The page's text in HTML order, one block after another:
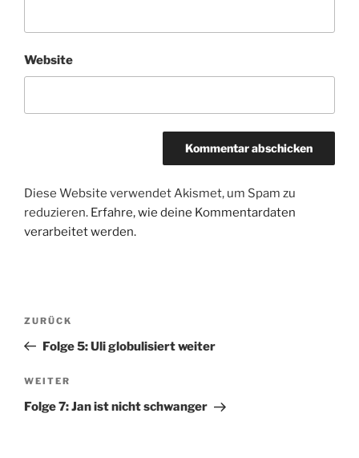
Website
Diese Website verwendet Akismet, um Spam zu
reduzieren. Erfahre, wie deine Kommentardaten
verarbeitet werden.
Beitragsnavigation
Vorheriger
Beitrag
ZURÜCK
Folge 5: Uli globulisiert weiter
Nächster
Beitrag
WEITER
Folge 7: Jan ist nicht schwanger